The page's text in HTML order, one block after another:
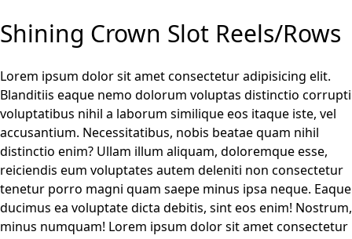
Shining Crown Slot Reels/Rows
Lorem ipsum dolor sit amet consectetur adipisicing elit.
Blanditiis eaque nemo dolorum voluptas distinctio corrupti
voluptatibus nihil a laborum similique eos itaque iste, vel
accusantium. Necessitatibus, nobis beatae quam nihil
distinctio enim? Ullam illum aliquam, doloremque esse,
reiciendis eum voluptates autem deleniti non consectetur
tenetur porro magni quam saepe minus ipsa neque. Eaque
ducimus ea voluptate dicta debitis, sint eos enim! Nostrum,
minus numquam! Lorem ipsum dolor sit amet consectetur